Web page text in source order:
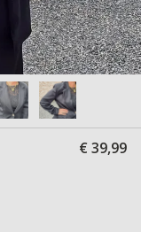
€ 39,99